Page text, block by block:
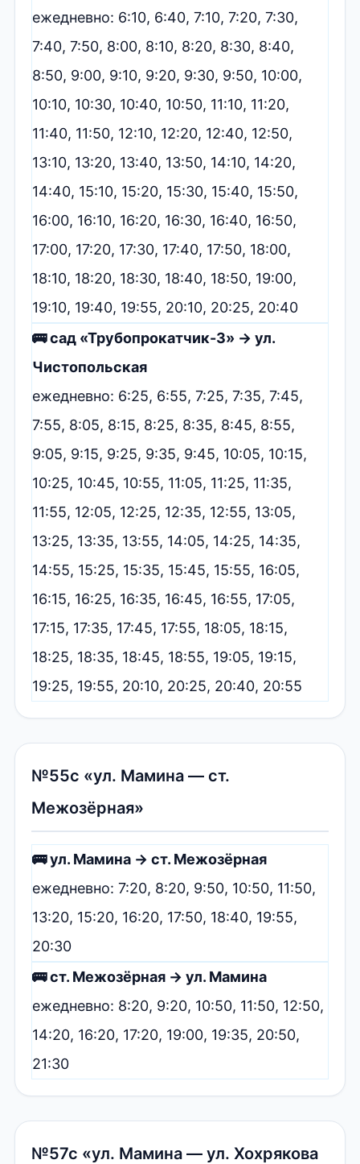
ежедневно: 6:10, 6:40, 7:10, 7:20, 7:30,
7:40, 7:50, 8:00, 8:10, 8:20, 8:30, 8:40,
8:50, 9:00, 9:10, 9:20, 9:30, 9:50, 10:00,
10:10, 10:30, 10:40, 10:50, 11:10, 11:20,
11:40, 11:50, 12:10, 12:20, 12:40, 12:50,
13:10, 13:20, 13:40, 13:50, 14:10, 14:20,
14:40, 15:10, 15:20, 15:30, 15:40, 15:50,
16:00, 16:10, 16:20, 16:30, 16:40, 16:50,
17:00, 17:20, 17:30, 17:40, 17:50, 18:00,
18:10, 18:20, 18:30, 18:40, 18:50, 19:00,
19:10, 19:40, 19:55, 20:10, 20:25, 20:40
🚌 сад «Трубопрокатчик-3» → ул.
Чистопольская
ежедневно: 6:25, 6:55, 7:25, 7:35, 7:45,
7:55, 8:05, 8:15, 8:25, 8:35, 8:45, 8:55,
9:05, 9:15, 9:25, 9:35, 9:45, 10:05, 10:15,
10:25, 10:45, 10:55, 11:05, 11:25, 11:35,
11:55, 12:05, 12:25, 12:35, 12:55, 13:05,
13:25, 13:35, 13:55, 14:05, 14:25, 14:35,
14:55, 15:25, 15:35, 15:45, 15:55, 16:05,
16:15, 16:25, 16:35, 16:45, 16:55, 17:05,
17:15, 17:35, 17:45, 17:55, 18:05, 18:15,
18:25, 18:35, 18:45, 18:55, 19:05, 19:15,
19:25, 19:55, 20:10, 20:25, 20:40, 20:55
№55с «ул. Мамина — ст.
Межозёрная»
🚌 ул. Мамина → ст. Межозёрная
ежедневно: 7:20, 8:20, 9:50, 10:50, 11:50,
13:20, 15:20, 16:20, 17:50, 18:40, 19:55,
20:30
🚌 ст. Межозёрная → ул. Мамина
ежедневно: 8:20, 9:20, 10:50, 11:50, 12:50,
14:20, 16:20, 17:20, 19:00, 19:35, 20:50,
21:30
№57с «ул. Мамина — ул. Хохрякова